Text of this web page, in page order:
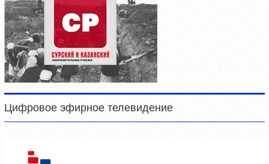
Цифровое эфирное телевидение